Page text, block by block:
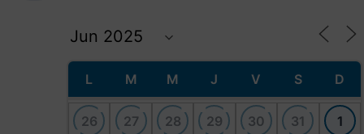
L M M J V S D
26 27 28 29 30 31 1